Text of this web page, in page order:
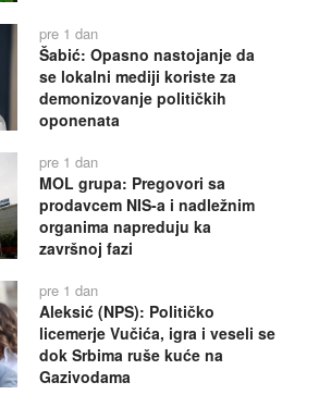
pre 1 dan
Šabić: Opasno nastojanje da
se lokalni mediji koriste za
demonizovanje političkih
oponenata
pre 1 dan
MOL grupa: Pregovori sa
prodavcem NIS-a i nadležnim
organima napreduju ka
završnoj fazi
pre 1 dan
Aleksić (NPS): Političko
licemerje Vučića, igra i veseli se
dok Srbima ruše kuće na
Gazivodama